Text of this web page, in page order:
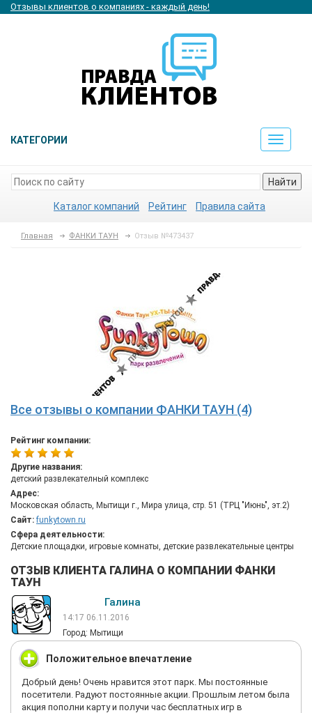
Отзывы клиентов о компаниях - каждый день!
КАТЕГОРИИ
Toggle
Найти
Каталог компаний Рейтинг Правила сайта
Главная ФАНКИ ТАУН Отзыв №473437
Все отзывы о компании ФАНКИ ТАУН (4)
Рейтинг компании:
Другие названия:
детский развлекателный комплекс
Адрес:
Московская область, Мытищи г., Мира улица, стр. 51 (ТРЦ "Июнь", эт.2)
Сайт: funkytown.ru
Сфера деятельности:
Детские площадки, игровые комнаты, детские развлекательные центры
ОТЗЫВ КЛИЕНТА ГАЛИНА О КОМПАНИИ ФАНКИ
ТАУН
Галина
14:17 06.11.2016
Город: Мытищи
Положительное впечатление
Добрый день! Очень нравится этот парк. Мы постоянные
посетители. Радуют постоянные акции. Прошлым летом была
акция пополни карту и получи час бесплатных игр в